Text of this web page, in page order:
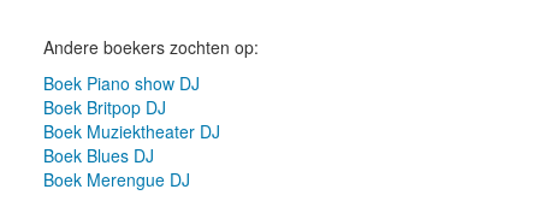
Andere boekers zochten op:
Boek Piano show DJ
Boek Britpop DJ
Boek Muziektheater DJ
Boek Blues DJ
Boek Merengue DJ